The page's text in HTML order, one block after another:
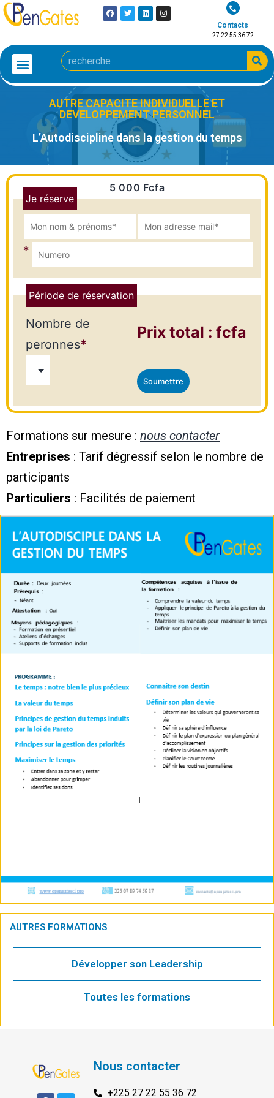
Contacts
27 22 55 36 72
AUTRE CAPACITE INDIVIDUELLE ET
DEVELOPPEMENT PERSONNEL
L’Autodiscipline dans la gestion du temps
AUTRES FORMATIONS
Développer son Leadership
Toutes les formations
5 000 Fcfa
Je réserve
*
Période de réservation
Nombre de
peronnes*
Prix total : fcfa
Formations sur mesure : nous contacter
Entreprises : Tarif dégressif selon le nombre de
participants
Particuliers : Facilités de paiement
Nous contacter
+225 27 22 55 36 72